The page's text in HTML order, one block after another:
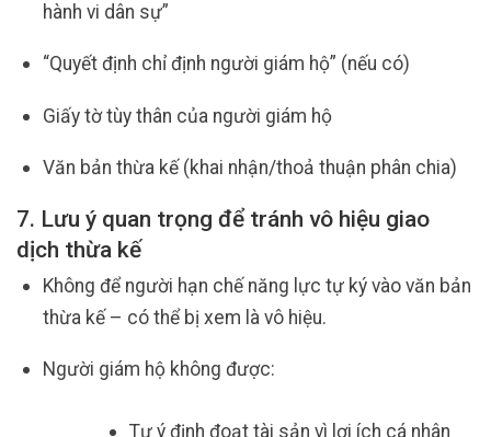
hành vi dân sự”
“Quyết định chỉ định người giám hộ” (nếu có)
Giấy tờ tùy thân của người giám hộ
Văn bản thừa kế (khai nhận/thoả thuận phân chia)
7. Lưu ý quan trọng để tránh vô hiệu giao
dịch thừa kế
Không để người hạn chế năng lực tự ký vào văn bản
thừa kế – có thể bị xem là vô hiệu.
Người giám hộ không được:
Tự ý định đoạt tài sản vì lợi ích cá nhân